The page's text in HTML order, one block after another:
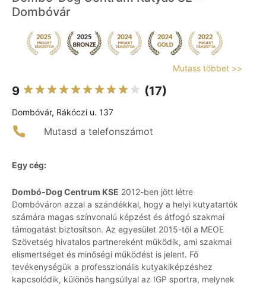
Dombóvár
Mutass többet >>
9 (17)
Dombóvár, Rákóczi u. 137
Mutasd a telefonszámot
Egy cég:
Dombó-Dog Centrum KSE 2012-ben jött létre
Dombóváron azzal a szándékkal, hogy a helyi kutyatartók
számára magas színvonalú képzést és átfogó szakmai
támogatást biztosítson. Az egyesület 2015-től a MEOE
Szövetség hivatalos partnereként működik, ami szakmai
elismertséget és minőségi működést is jelent. Fő
tevékenységük a professzionális kutyakiképzéshez
kapcsolódik, különös hangsúllyal az IGP sportra, melynek